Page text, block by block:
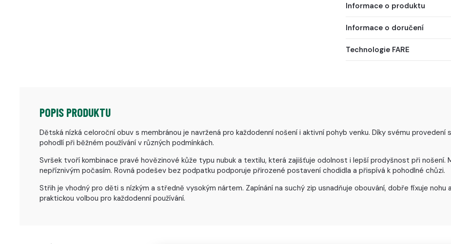
Informace o produktu
Informace o doručení
Technologie FARE
POPIS PRODUKTU
Dětská nízká celoroční obuv s membránou je navržená pro každodenní nošení i aktivní pohyb venku. Díky svému
pohodlí při běžném používání v různých podmínkách.
Svršek tvoří kombinace pravé hovězinové kůže typu nubuk a textilu, která zajišťuje odolnost i lepší prodyšnost při nošení.
nepříznivým počasím. Rovná podešev bez podpatku podporuje přirozené postavení chodidla a přispívá k pohodlné chůzi.
Střih je vhodný pro děti s nízkým a středně vysokým nártem. Zapínání na suchý zip usnadňuje obouvání, dobře fixuje nohu
praktickou volbou pro každodenní používání.